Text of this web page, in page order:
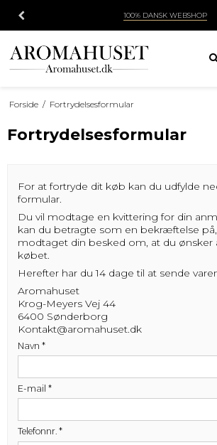
100% DANSK WEBSHOP
Forside / Fortrydelsesformular
Fortrydelsesformular
For at fortryde dit køb kan du udfylde
formular.
Du vil modtage en kvittering for din
kan du betragte som en bekræftelse
modtaget din besked om, at du ønsker
købet.
Herefter har du 14 dage til at sende
Aromahuset
Krog-Meyers Vej 44
6400 Sønderborg
Kontakt@aromahuset.dk
Navn *
E-mail *
Telefonnr. *